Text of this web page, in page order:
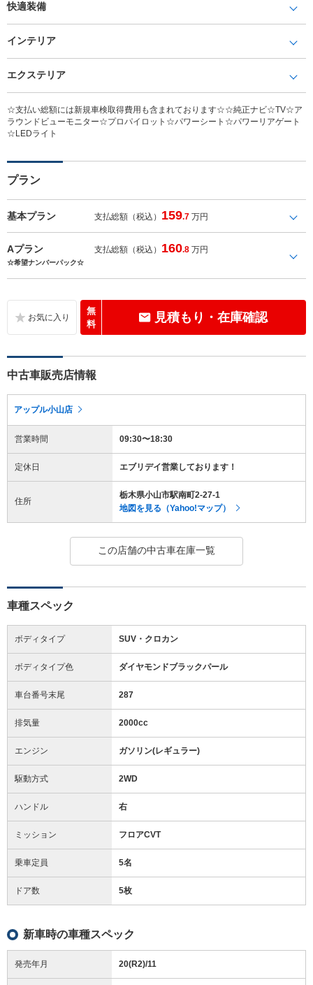
快適装備
インテリア
エクステリア
☆支払い総額には新規車検取得費用も含まれております☆☆純正ナビ☆TV☆ア
ラウンドビューモニター☆プロパイロット☆パワーシート☆パワーリアゲート
☆LEDライト
プラン
基本プラン 支払総額（税込） 159.7 万円
Aプラン 支払総額（税込） 160.8 万円
☆希望ナンバーパック☆
無
料
見積もり・在庫確認
中古車販売店情報
アップル小山店
営業時間 09:30〜18:30
定休日 エブリデイ営業しております！
住所
栃木県小山市駅南町2-27-1
地図を見る（Yahoo!マップ）
この店舗の中古車在庫一覧
車種スペック
ボディタイプ SUV・クロカン
ボディタイプ色 ダイヤモンドブラックパール
車台番号末尾 287
排気量 2000cc
エンジン ガソリン(レギュラー)
駆動方式 2WD
ハンドル 右
ミッション フロアCVT
乗車定員 5名
ドア数 5枚
新車時の車種スペック
発売年月 20(R2)/11